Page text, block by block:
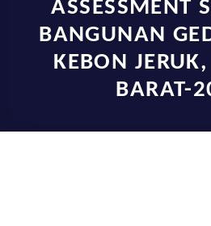
ASSESSMENT
BANGUNAN
KEBON
BARAT-